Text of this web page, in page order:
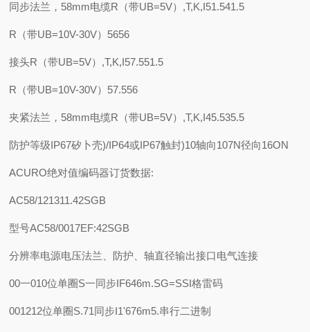
同步法兰，58mm电缆R（带UB=5V）,T,K,I51.541.5
R（带UB=10V-30V）5656
接头R（带UB=5V）,T,K,I57.551.5
R（带UB=10V-30V）57.556
夹紧法兰，58mm电缆R（带UB=5V）,T,K,I45.535.5
防护等级IP67矽卜壳)/IP64或IP67触封)10轴向107N径向16ON
ACURO绝对值编码器订货数据:
AC58/121311.42SGB
型号AC58/0017EF:42SGB
分辨率电源电压法兰、防护、轴直径输出接口电气连接
00一010位单圈S一同步IF646m.SG=SSI格雷码
001212位单圈S.71同步I1'676m5.串行二进制